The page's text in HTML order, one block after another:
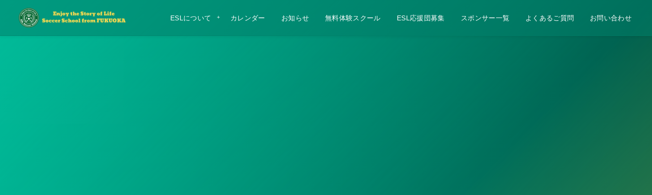
ESLについて カレンダー お知らせ 無料体験スクール ESL応援団募集 スポンサー一覧 よくあるご質問 お問い合わせ